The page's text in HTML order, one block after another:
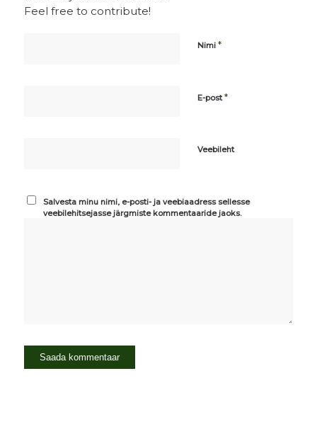
Feel free to contribute!
Nimi *
E-post*
Veebileht
Salvesta minu nimi, e-posti- ja veebiaadress sellesse
veebilehitsejasse järgmiste kommentaaride jaoks.